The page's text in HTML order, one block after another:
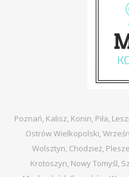
Poznań, Kalisz, Konin, Piła,
Ostrów Wielkopolski,
Wolsztyn, Chodzież,
Krotoszyn, Nowy Tomyśl,